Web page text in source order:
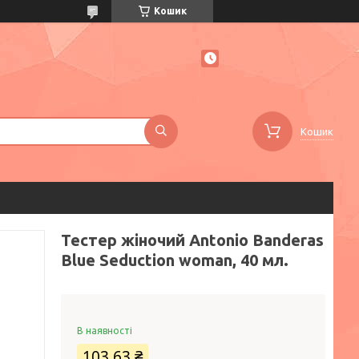
Кошик
Кошик
Тестер жіночий Antonio Banderas
Blue Seduction woman, 40 мл.
В наявності